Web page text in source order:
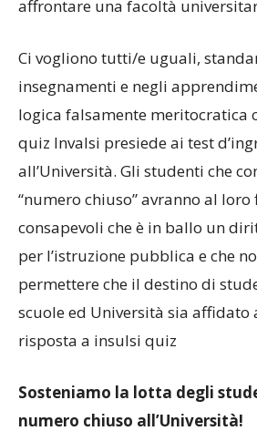
affrontare una facoltà
Ci vogliono tutti/e uguali,
insegnamenti e negli
logica falsamente meritocratica
quiz Invalsi presiede ai test
all’Università. Gli studenti che
“numero chiuso” avranno al loro
consapevoli che è in ballo un
per l’istruzione pubblica e che
permettere che il destino di
scuole ed Università sia affidato
risposta a insulsi quiz
Sosteniamo la lotta degli
numero chiuso all’Università!